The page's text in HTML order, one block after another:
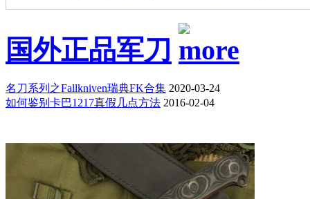
国外正品军刀
名刀系列之Fallkniven瑞典FK合集 2020-03-24
如何鉴别卡巴1217真假几点方法 2016-02-04